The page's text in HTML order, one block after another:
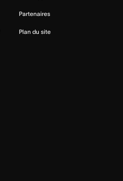
Partenaires
Plan du site